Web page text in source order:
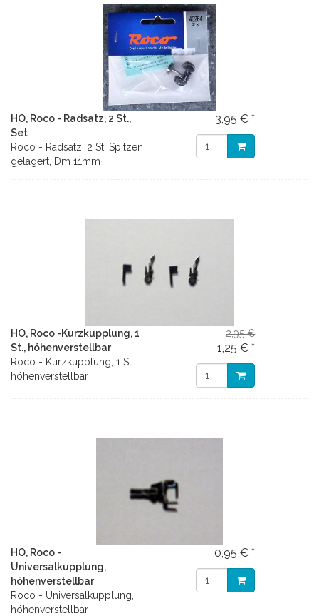
HO, Roco - Radsatz, 2 St.,
Set
Roco - Radsatz, 2 St, Spitzen
gelagert, Dm 11mm
3,95 € *
HO, Roco -Kurzkupplung, 1
St., höhenverstellbar
Roco - Kurzkupplung, 1 St.,
höhenverstellbar
2,95 €
1,25 € *
HO, Roco -
Universalkupplung,
höhenverstellbar
Roco - Universalkupplung,
höhenverstellbar
0,95 € *